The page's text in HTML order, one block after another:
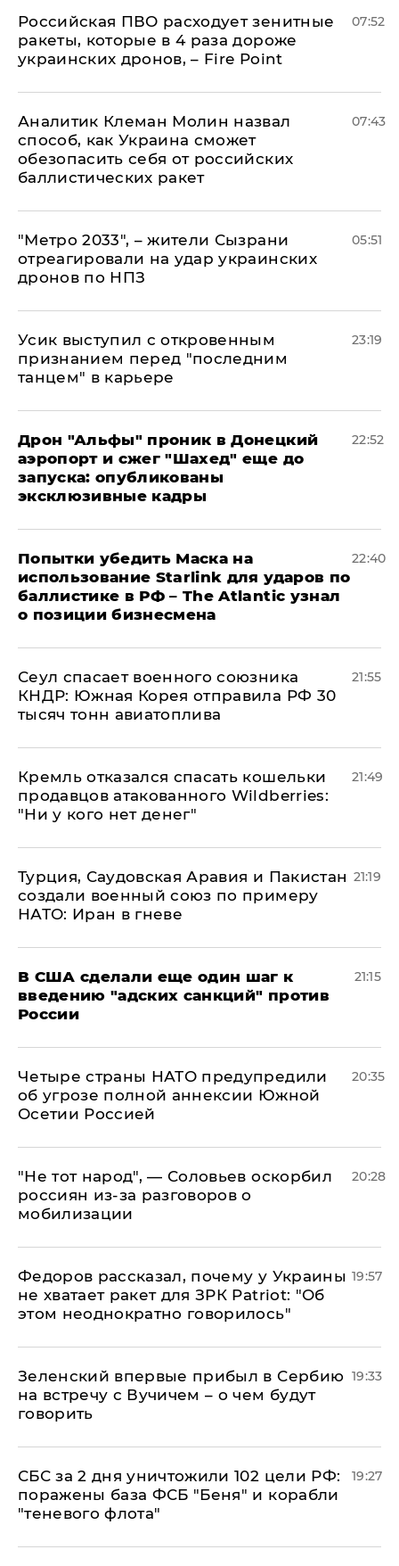
Российская ПВО расходует зенитные
ракеты, которые в 4 раза дороже
украинских дронов, – Fire Point
07:52
Аналитик Клеман Молин назвал
способ, как Украина сможет
обезопасить себя от российских
баллистических ракет
07:43
"Метро 2033", – жители Сызрани
отреагировали на удар украинских
дронов по НПЗ
05:51
Усик выступил с откровенным
признанием перед "последним
танцем" в карьере
23:19
Дрон "Альфы" проник в Донецкий
аэропорт и сжег "Шахед" еще до
запуска: опубликованы
эксклюзивные кадры
22:52
Попытки убедить Маска на
использование Starlink для ударов по
баллистике в РФ – The Atlantic узнал
о позиции бизнесмена
22:40
​Сеул спасает военного союзника
КНДР: Южная Корея отправила РФ 30
тысяч тонн авиатоплива
21:55
Кремль отказался спасать кошельки
продавцов атакованного Wildberries:
"Ни у кого нет денег"
21:49
Турция, Саудовская Аравия и Пакистан
создали военный союз по примеру
НАТО: Иран в гневе
21:19
В США сделали еще один шаг к
введению "адских санкций" против
России
21:15
Четыре страны НАТО предупредили
об угрозе полной аннексии Южной
Осетии Россией
20:35
​"Не тот народ", — Соловьев оскорбил
россиян из-за разговоров о
мобилизации
20:28
Федоров рассказал, почему у Украины
не хватает ракет для ЗРК Patriot: "Об
этом неоднократно говорилось"
19:57
Зеленский впервые прибыл в Сербию
на встречу с Вучичем – о чем будут
говорить
19:33
СБС за 2 дня уничтожили 102 цели РФ:
поражены база ФСБ "Беня" и корабли
"теневого флота"
19:27